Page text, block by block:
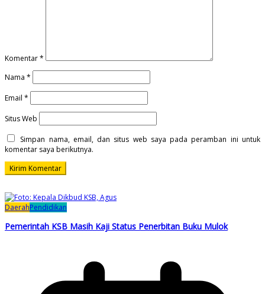
Komentar*
Nama *
Email *
Situs Web
Simpan nama, email, dan situs web saya pada peramban ini untuk
komentar saya berikutnya.
DaerahPendidikan
Pemerintah KSB Masih Kaji Status Penerbitan Buku Mulok